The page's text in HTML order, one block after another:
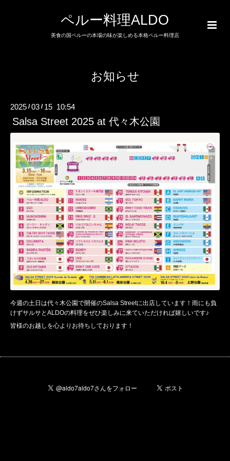
ペルー料理ALDO
美食の国ペルーの本場の味が楽しめる本格ペルー料理店
お知らせ
2025 /03 / 15 10:54
Salsa Street 2025 at 代々木公園
今週の土日は代々木公園で開催のSalsa Streetに出店しています！雨にも負
けずサルサとALDOの料理をぜひ楽しみに来ていただければ嬉しいです♪
皆様のお越しを心よりお待ちしております！